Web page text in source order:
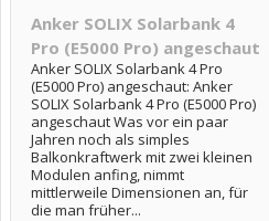
Anker SOLIX Solarbank 4
Pro (E5000 Pro) angeschaut
Anker SOLIX Solarbank 4 Pro
(E5000 Pro) angeschaut: Anker
SOLIX Solarbank 4 Pro (E5000 Pro)
angeschaut Was vor ein paar
Jahren noch als simples
Balkonkraftwerk mit zwei kleinen
Modulen anfing, nimmt
mittlerweile Dimensionen an, für
die man früher...